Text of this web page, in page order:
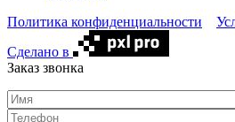
Политика конфиденциальности
Сделано в
Заказ звонка